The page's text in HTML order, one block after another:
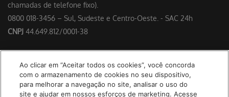
chamadas de telefone fixo).
0800 018-3456 – Sul, Sudeste e Centro-Oeste. - SAC 24h
CNPJ 44.649.812/0001-38
CRM/CE 4953
Ao clicar em “Aceitar todos os cookies”, você concorda
com o armazenamento de cookies no seu dispositivo,
para melhorar a navegação no site, analisar o uso do
site e ajudar em nossos esforços de marketing. Acesse